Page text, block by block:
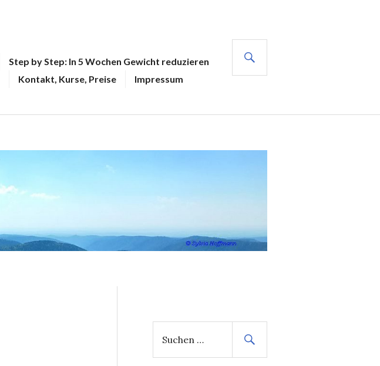
Step by Step: In 5 Wochen Gewicht reduzieren
Kontakt, Kurse, Preise
Impressum
c